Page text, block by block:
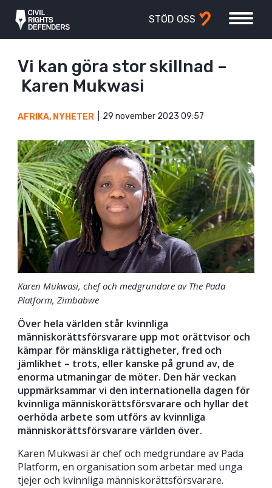
STÖD OSS
Vi kan göra stor skillnad –
Karen Mukwasi
AFRIKA, NYHETER 29 november 2023 09:57
Karen Mukwasi, chef och medgrundare av The Pada
Platform, Zimbabwe
Över hela världen står kvinnliga
människorättsförsvarare upp mot orättvisor och
kämpar för mänskliga rättigheter, fred och
jämlikhet – trots, eller kanske på grund av, de
enorma utmaningar de möter. Den här veckan
uppmärksammar vi den internationella dagen för
kvinnliga människorättsförsvarare och hyllar det
oerhöda arbete som utförs av kvinnliga
människorättsförsvarare världen över.
Karen Mukwasi är chef och medgrundare av Pada
Platform, en organisation som arbetar med unga
tjejer och kvinnliga människorättsförsvarare.